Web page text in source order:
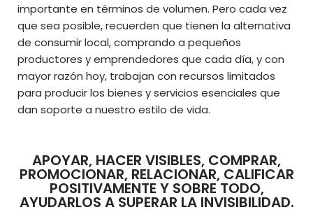
importante en términos de volumen. Pero cada vez
que sea posible, recuerden que tienen la alternativa
de consumir local, comprando a pequeños
productores y emprendedores que cada día, y con
mayor razón hoy, trabajan con recursos limitados
para producir los bienes y servicios esenciales que
dan soporte a nuestro estilo de vida.
APOYAR, HACER VISIBLES, COMPRAR,
PROMOCIONAR, RELACIONAR, CALIFICAR
POSITIVAMENTE Y SOBRE TODO,
AYUDARLOS A SUPERAR LA INVISIBILIDAD.